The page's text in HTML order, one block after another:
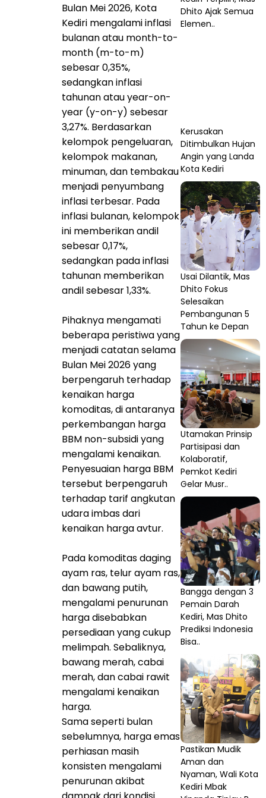
Bulan Mei 2026, Kota
Kediri mengalami inflasi
bulanan atau month-to-
month (m-to-m)
sebesar 0,35%,
sedangkan inflasi
tahunan atau year-on-
year (y-on-y) sebesar
3,27%. Berdasarkan
kelompok pengeluaran,
kelompok makanan,
minuman, dan tembakau
menjadi penyumbang
inflasi terbesar. Pada
inflasi bulanan, kelompok
ini memberikan andil
sebesar 0,17%,
sedangkan pada inflasi
tahunan memberikan
andil sebesar 1,33%.
Pihaknya mengamati
beberapa peristiwa yang
menjadi catatan selama
Bulan Mei 2026 yang
berpengaruh terhadap
kenaikan harga
komoditas, di antaranya
perkembangan harga
BBM non-subsidi yang
mengalami kenaikan.
Penyesuaian harga BBM
tersebut berpengaruh
terhadap tarif angkutan
udara imbas dari
kenaikan harga avtur.
Pada komoditas daging
ayam ras, telur ayam ras,
dan bawang putih,
mengalami penurunan
harga disebabkan
persediaan yang cukup
melimpah. Sebaliknya,
bawang merah, cabai
merah, dan cabai rawit
mengalami kenaikan
harga.
Sama seperti bulan
sebelumnya, harga emas
perhiasan masih
konsisten mengalami
penurunan akibat
Dhito Ajak Semua
Elemen..
Kerusakan
Ditimbulkan Hujan
Angin yang Landa
Kota Kediri
Usai Dilantik, Mas
Dhito Fokus
Selesaikan
Pembangunan 5
Tahun ke Depan
Utamakan Prinsip
Partisipasi dan
Kolaboratif,
Pemkot Kediri
Gelar Musr..
Bangga dengan 3
Pemain Darah
Kediri, Mas Dhito
Prediksi Indonesia
Bisa..
Pastikan Mudik
Aman dan
Nyaman, Wali Kota
Kediri Mbak